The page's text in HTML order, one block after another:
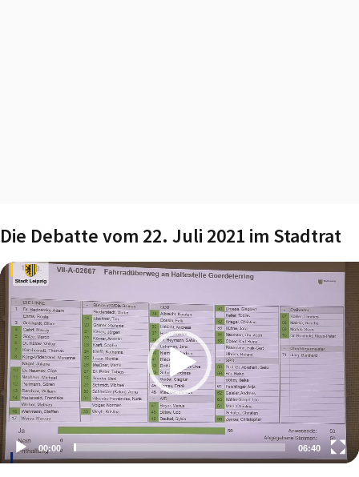
Die Debatte vom 22. Juli 2021 im Stadtrat
00:00 06:40